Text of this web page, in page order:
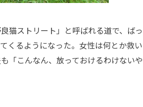
猫ストリート」と呼ばれる道で、ばっ
くるようになった。女性は何とか救い
「こんなん、放っておけるわけないや